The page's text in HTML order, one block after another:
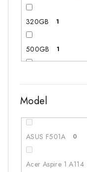
320GB 1
500GB 1
1TB 13
128GB+320GB
1
Model
ASUS F501A 0
Acer Aspire 1 A114